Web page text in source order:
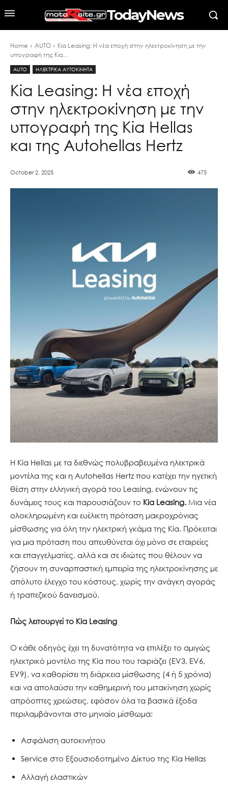
TodayNews
Home AUTO
Kia Leasing: Η νέα εποχή στην ηλεκτροκίνηση με την
υπογραφή της Kia...
AUTO ΗΛΕΚΤΡΙΚΑ ΑΥΤΟΚΙΝΗΤΑ
Kia Leasing: Η νέα εποχή
στην ηλεκτροκίνηση με την
υπογραφή της Kia Hellas
και της Autohellas Hertz
October 2, 2025 475
Η Kia Hellas με τα διεθνώς πολυβραβευμένα ηλεκτρικά
μοντέλα της και η Autohellas Hertz που κατέχει την ηγετική
θέση στην ελληνική αγορά του Leasing, ενώνουν τις
δυνάμεις τους και παρουσιάζουν το Kia Leasing. Μια νέα
ολοκληρωμένη και ευέλικτη πρόταση μακροχρόνιας
μίσθωσης για όλη την ηλεκτρική γκάμα της Kia. Πρόκειται
για μια πρόταση που απευθύνεται όχι μόνο σε εταιρείες
και επαγγελματίες, αλλά και σε ιδιώτες που θέλουν να
ζήσουν τη συναρπαστική εμπειρία της ηλεκτροκίνησης με
απόλυτο έλεγχο του κόστους, χωρίς την ανάγκη αγοράς
ή τραπεζικού δανεισμού.
Πώς λειτουργεί το Kia Leasing
Ο κάθε οδηγός έχει τη δυνατότητα να επιλέξει το αμιγώς
ηλεκτρικό μοντέλο της Kia που του ταιριάζει (EV3, EV6,
EV9), να καθορίσει τη διάρκεια μίσθωσης (4 ή 5 χρόνια)
και να απολαύσει την καθημερινή του μετακίνηση χωρίς
απρόοπτες χρεώσεις, εφόσον όλα τα βασικά έξοδα
περιλαμβάνονται στο μηνιαίο μίσθωμα:
Ασφάλιση αυτοκινήτου
Service στο Εξουσιοδοτημένο Δίκτυο της Kia Hellas
Αλλαγή ελαστικών